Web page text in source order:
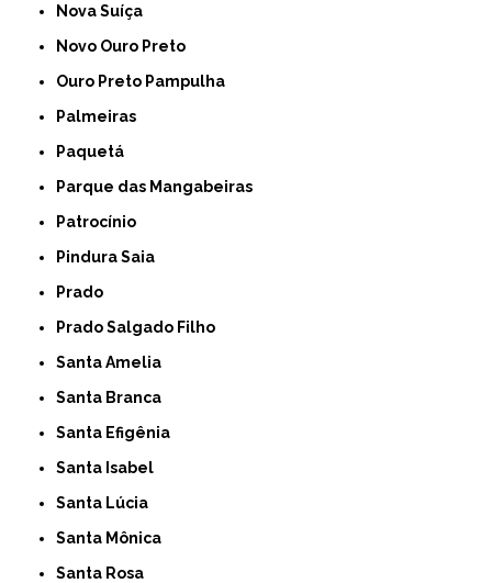
Nova Suíça
Novo Ouro Preto
Ouro Preto Pampulha
Palmeiras
Paquetá
Parque das Mangabeiras
Patrocínio
Pindura Saia
Prado
Prado Salgado Filho
Santa Amelia
Santa Branca
Santa Efigênia
Santa Isabel
Santa Lúcia
Santa Mônica
Santa Rosa